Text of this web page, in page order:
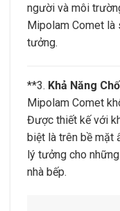
người và môi
Mipolam Comet là
tưởng.
**3. Khả Năng
Mipolam Comet
Được thiết kế với
biệt là trên bề mặt
lý tưởng cho
nhà bếp.